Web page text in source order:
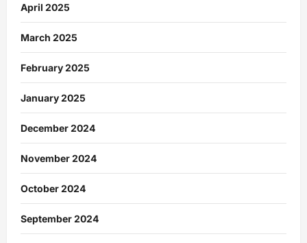
April 2025
March 2025
February 2025
January 2025
December 2024
November 2024
October 2024
September 2024